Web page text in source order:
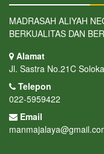
MADRASAH ALIYAH
BERKUALITAS DAN
Alamat
Jl. Sastra No.21C
Telepon
022-5959422
Email